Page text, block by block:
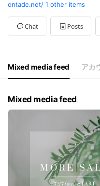
Sun10:30 - 19:00
Mon10:30 - 19:00
Tue10:30 - 19:00
Wed10:30 - 19:00
Sat
10:30 - 19:00
毎週木曜日・年末年始はお休み
ontade.net/ 1 other items
Chat Posts
Mixed media feed アカ
Mixed media feed